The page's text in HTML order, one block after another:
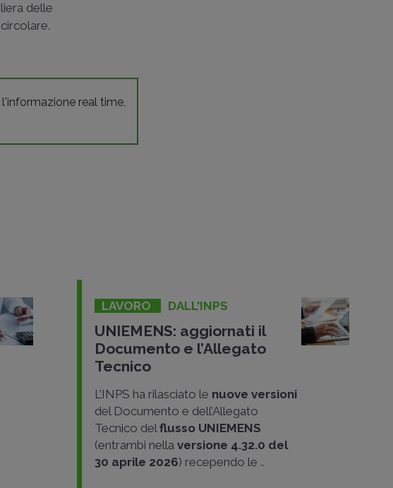
delle
real time,
LAVORO DALL'INPS
UNIEMENS: aggiornati il
Documento e l’Allegato
Tecnico
L’INPS ha rilasciato le nuove versioni
del Documento e dell’Allegato
Tecnico delflusso UNIEMENS
(entrambi nella versione 4.32.0 del
30 aprile 2026) recependo le ..